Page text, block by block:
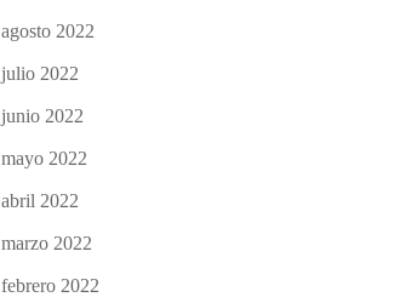
agosto 2022
julio 2022
junio 2022
mayo 2022
abril 2022
marzo 2022
febrero 2022